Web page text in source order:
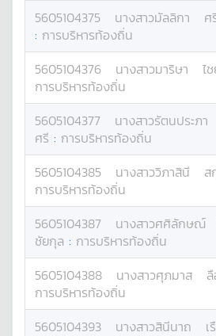
5605104375 นางสาวมัลลิกา
ศ
: การบริหารท้องถิ่น
5605104376 นางสาวมาริษา ไ
การบริหารท้องถิ่น
5605104377 นางสาวรัตนประภา
ศรี : การบริหารท้องถิ่น
5605104385 นางสาววิภาสินี ส
การบริหารท้องถิ่น
5605104387 นางสาวศศิลักษณ์
ชัยกุล : การบริหารท้องถิ่น
5605104388 นางสาวศุภมาส
การบริหารท้องถิ่น
5605104393 นางสาวสินีนาถ เ